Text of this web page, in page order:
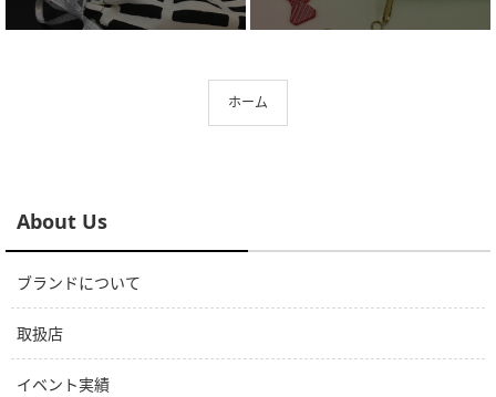
ホーム
About Us
ブランドについて
取扱店
イベント実績